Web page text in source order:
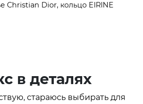
Christian Dior, кольцо EIRINE
в деталях
стараюсь выбирать для